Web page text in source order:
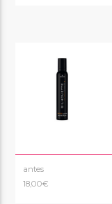
antes
18,00€